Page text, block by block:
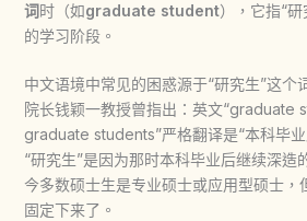
词时（如graduate student），它指“
的学习阶段。
中文语境中常见的困惑源于“研究生”这个
院长钱颖一教授曾指出：英文“graduate
graduate students”严格翻译是“本科毕
“研究生”是因为那时本科毕业后继续深造
今多数硕士生是专业硕士或应用型硕士，
固定下来了。